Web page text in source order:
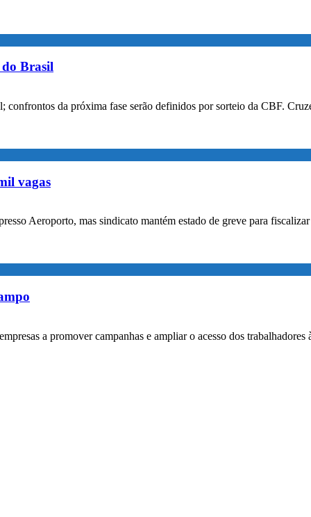
Brasil
da próxima fase serão definidos por sorteio da CBF.
vagas
Aeroporto, mas sindicato mantém estado de greve para
a promover campanhas e ampliar o acesso dos